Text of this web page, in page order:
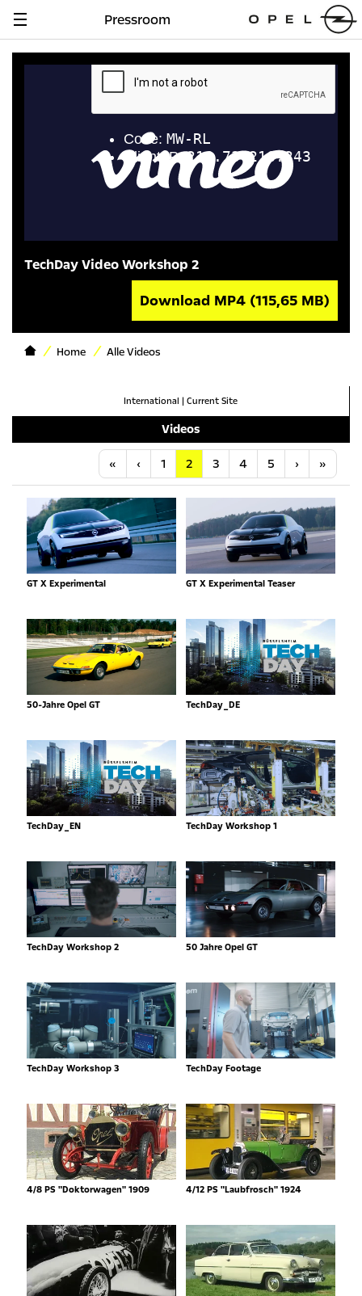
Navigation
Pressroom
TechDay Video Workshop 2
Download MP4 (115,65 MB)
Home Alle Videos
International | Current Site
Videos
« Anfang
‹ Vorherige
1 2 3 4 5 ›Nächste
»
GT X Experimental GT X Experimental Teaser
50-Jahre Opel GT TechDay_DE
TechDay_EN TechDay Workshop 1
TechDay Workshop 2 50 Jahre Opel GT
TechDay Workshop 3 TechDay Footage
4/8 PS "Doktorwagen" 1909 4/12 PS "Laubfrosch" 1924